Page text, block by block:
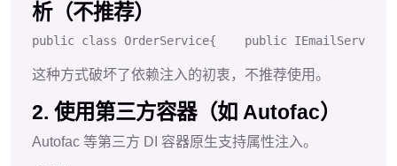
析（不推荐）
public class OrderService{ public IEmailService
这种方式破坏了依赖注入的初衷，不推荐使用。
2. 使用第三方容器（如 Autofac）
Autofac 等第三方 DI 容器原生支持属性注入。